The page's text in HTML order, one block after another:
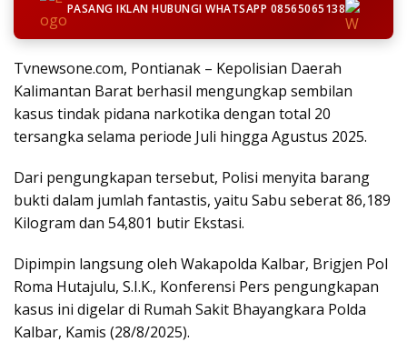
PASANG IKLAN HUBUNGI WHATSAPP 08565065138
Tvnewsone.com, Pontianak – Kepolisian Daerah
Kalimantan Barat berhasil mengungkap sembilan
kasus tindak pidana narkotika dengan total 20
tersangka selama periode Juli hingga Agustus 2025.
Dari pengungkapan tersebut, Polisi menyita barang
bukti dalam jumlah fantastis, yaitu Sabu seberat 86,189
Kilogram dan 54,801 butir Ekstasi.
Dipimpin langsung oleh Wakapolda Kalbar, Brigjen Pol
Roma Hutajulu, S.I.K., Konferensi Pers pengungkapan
kasus ini digelar di Rumah Sakit Bhayangkara Polda
Kalbar, Kamis (28/8/2025).